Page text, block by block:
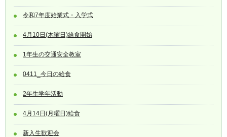
令和7年度始業式・入学式
4月10日(木曜日)給食開始
1年生の交通安全教室
0411_今日の給食
2年生学年活動
4月14日(月曜日)給食
新入生歓迎会